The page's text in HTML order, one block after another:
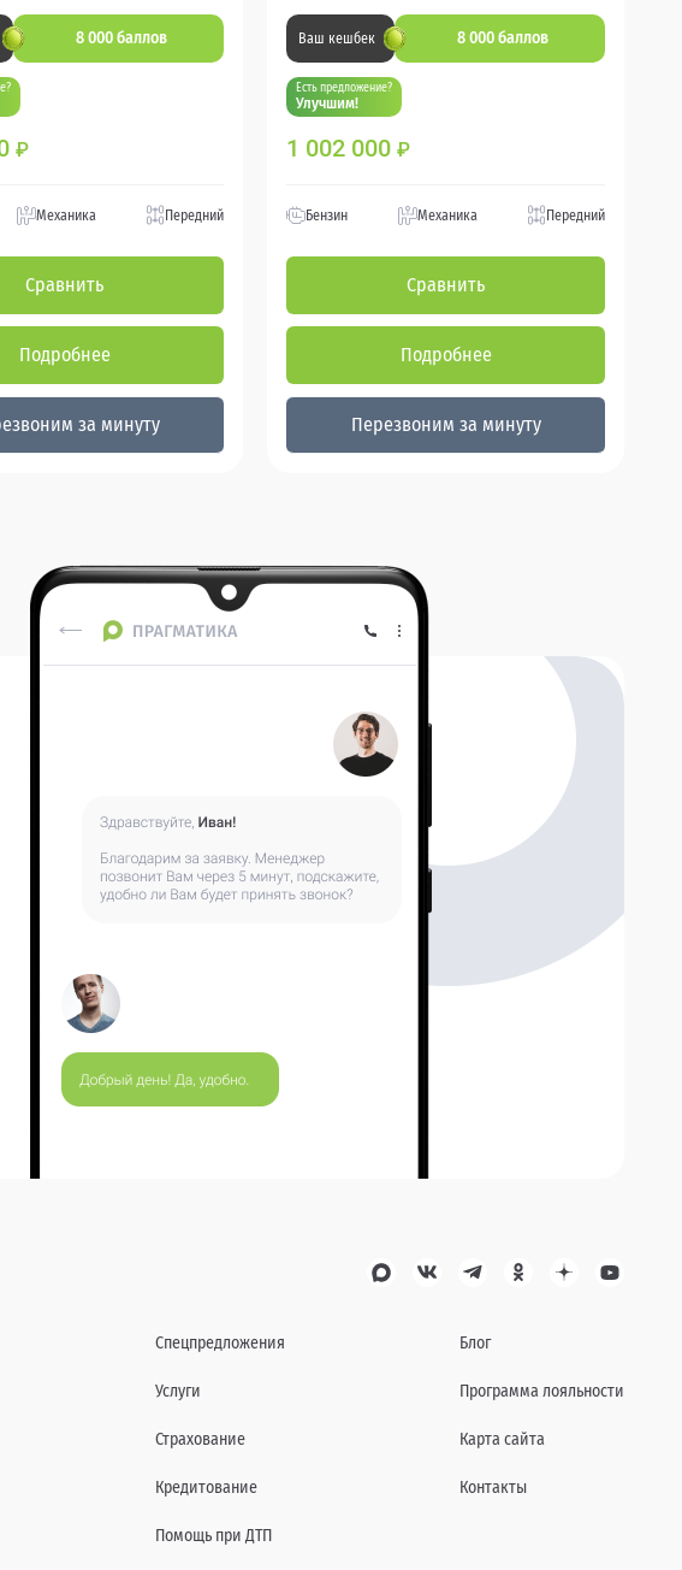
8 000 баллов
₽
Механика Передний
Сравнить
Подробнее
за минуту
Ваш кешбек 8 000 баллов
Есть предложение?
Улучшим!
1 002 000 ₽
Бензин Механика Передний
Сравнить
Подробнее
Перезвоним за минуту
Спецпредложения
Услуги
Страхование
Кредитование
Помощь при ДТП
Блог
Программа лояльности
Карта сайта
Контакты